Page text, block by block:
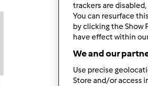
Dom, 10/01/2023 -
buongiorno a
mi servirebbe
vedo che si
pdf anche del
trackers are
You can resurface
by clicking the Show
have effect within
We and our
Use precise
Store and/or access